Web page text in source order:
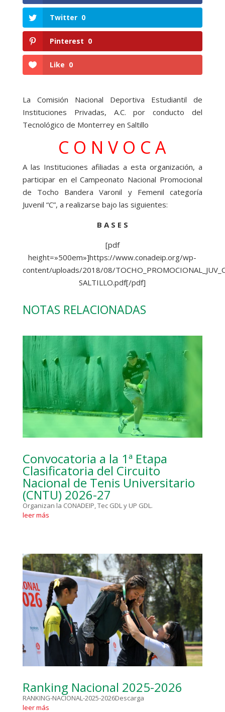
Twitter 0
Pinterest 0
Like 0
La Comisión Nacional Deportiva Estudiantil de
Instituciones Privadas, A.C. por conducto del
Tecnológico de Monterrey en Saltillo
C O N V O C A
A las Instituciones afiliadas a esta organización, a
participar en el Campeonato Nacional Promocional
de Tocho Bandera Varonil y Femenil categoría
Juvenil “C”, a realizarse bajo las siguientes:
B A S E S
[pdf
height=»500em»]https://www.conadeip.org/wp-
content/uploads/2018/08/
SALTILLO.pdf[/pdf]
NOTAS RELACIONADAS
Convocatoria a la 1ª Etapa
Clasificatoria del Circuito
Nacional de Tenis Universitario
(CNTU) 2026-27
Organizan la CONADEIP, Tec GDL y UP GDL.
leer más
Ranking Nacional 2025-2026
RANKING-NACIONAL-2025-2026Descarga
leer más